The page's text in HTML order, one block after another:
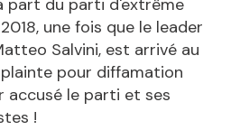
part du parti d'extrême
une fois que le leader
Salvini, est arrivé au
pour diffamation
accusé le parti et ses
!